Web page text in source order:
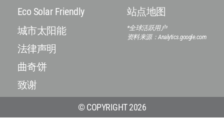
Eco Solar Friendly
城市太阳能
法律声明
曲奇饼
致谢
站点地图
*全球活跃用户
资料来源：Analytics.google.com
© COPYRIGHT 2026